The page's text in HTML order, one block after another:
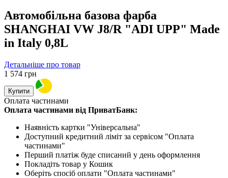
Автомобільна базова фарба
SHANGHAI VW J8/R "ADI UPP" Made
in Italy 0,8L
Детальніше про товар
1 574 грн
Купити
Оплата частинами
Оплата частинами від ПриватБанк:
Наявність картки "Універсальна"
Доступний кредитний ліміт за сервісом "Оплата
частинами"
Перший платіж буде списаний у день оформлення
Покладіть товар у Кошик
Оберіть спосіб оплати "Оплата частинами"